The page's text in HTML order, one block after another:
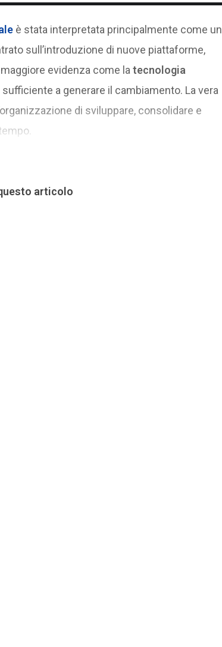
è stata interpretata principalmente come un
sull’introduzione di nuove piattaforme,
evidenza come la tecnologia
sufficiente a generare il cambiamento. La vera
di sviluppare, consolidare e
articolo